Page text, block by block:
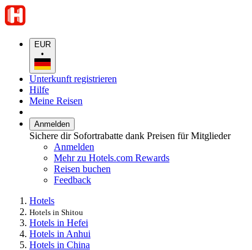
EUR
•
Unterkunft registrieren
Hilfe
Meine Reisen
Anmelden
Sichere dir Sofortrabatte dank Preisen für Mitglieder
Anmelden
Mehr zu Hotels.com Rewards
Reisen buchen
Feedback
Hotels
Hotels in Shitou
Hotels in Hefei
Hotels in Anhui
Hotels in China